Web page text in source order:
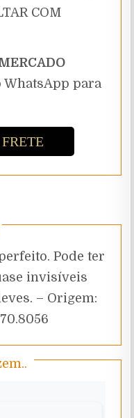
COM
WhatsApp para
Pode ter
invisíveis
– Origem: